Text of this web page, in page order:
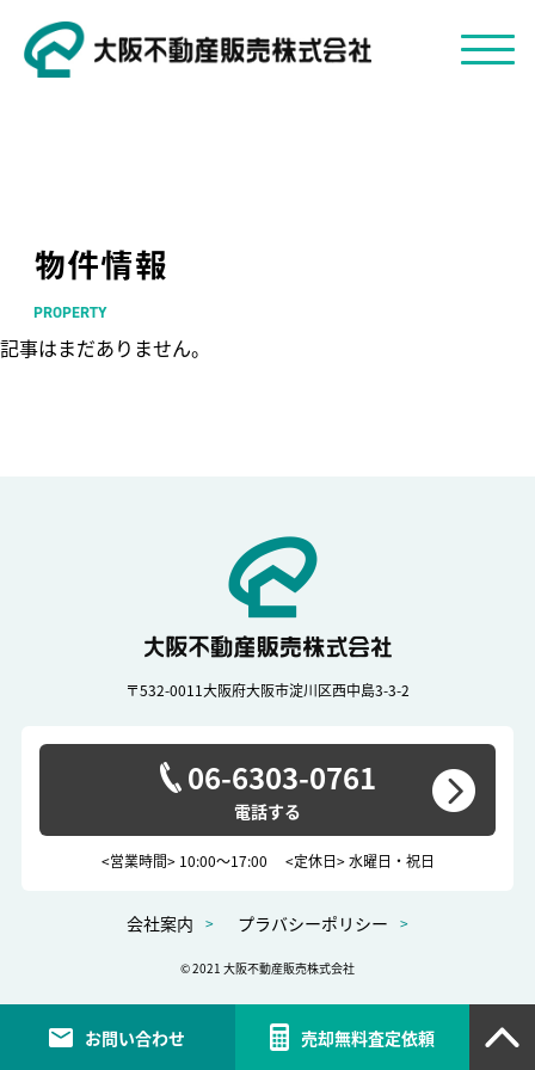
お問い合わせ 売却無料査定依頼
物件情報
PROPERTY
記事はまだありません。
〒532-0011大阪府大阪市淀川区西中島3-3-2
06-6303-0761
<営業時間> 10:00～17:00 <定休日> 水曜日・祝日
会社案内 プラバシーポリシー
© 2021 大阪不動産販売株式会社